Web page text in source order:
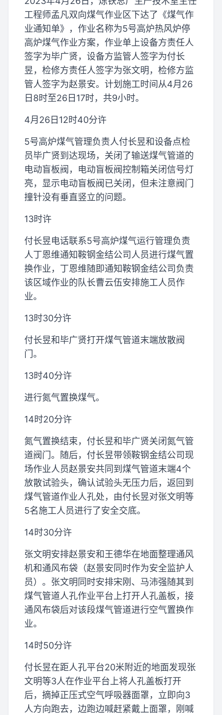
工程师孟凡双向煤气作业区下达了《煤气作
业通知单》，作业名称为5号高炉热风炉停
高炉煤气作业方案，作业单上设备方责任人
签字为毕广贤，设备方监管人签字为付长
昱，检修方责任人签字为张文明，检修方监
管人签字为赵景安。计划施工时间从4月26
日8时至26日17时，共9小时。
4月26日12时40分许
5号高炉煤气管理负责人付长昱和设备点检
员毕广贤到达现场，关闭了输送煤气管道的
电动盲板阀，电动盲板阀控制箱关闭信号灯
亮，显示电动盲板阀已关闭，但未注意阀门
撞针没有垂直竖立的问题。
13时许
付长昱电话联系5号高炉煤气运行管理负责
人丁恩维通知鞍钢金结公司人员进行煤气置
换作业，丁恩维随即通知鞍钢金结公司负责
该区域作业的队长曹云伍安排施工人员作
业。
13时30分许
付长昱和毕广贤打开煤气管道末端放散阀
门。
13时40分许
进行氮气置换煤气。
14时20分许
氮气置换结束，付长昱和毕广贤关闭氮气管
道阀门。随后，付长昱带领鞍钢金结公司现
场作业人员赵景安共同到煤气管道末端4个
放散试验头，确认试验头无压力后，返回到
煤气管道作业人孔处，由付长昱对张文明等
5名施工人员进行了安全交底。
14时30分许
张文明安排赵景安和王德华在地面整理通风
机和通风布袋（赵景安同时作为安全监护人
员）。张文明同时安排宋刚、马沛强随其到
煤气管道人孔作业平台上打开人孔盖板，接
通风布袋后对该段煤气管道进行空气置换作
业。
14时50分许
付长昱在距人孔平台20米附近的地面发现张
文明等3人在作业平台上将人孔盖板打开
后，摘掉正压式空气呼吸器面罩，立即向3
人方向跑去，边跑边喊赶紧戴上面罩，刚喊